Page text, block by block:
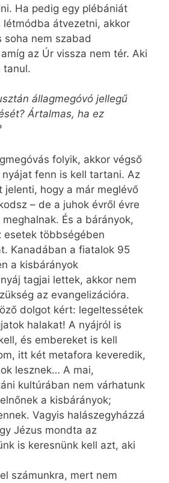
Ha pedig egy plébániát
létmódba átvezetni, akkor
soha nem szabad
az Úr vissza nem tér. Aki
tanul.
állagmegóvó jellegű
Ártalmas, ha ez
folyik, akkor végső
fenn is kell tartani. Az
jelenti, hogy a már meglévő
– de a juhok évről évre
És a bárányok,
esetek többségében
Kanadában a fiatalok 95
a kisbárányok
tagjai lettek, akkor nem
az evangelizációra.
dolgot kért: legeltessétek
halakat! A nyájról is
és embereket is kell
itt két metafora keveredik,
lesznek… A mai,
kultúrában nem várhatunk
a kisbárányok;
Vagyis halászegyházzá
Jézus mondta az
is keresnünk kell azt, aki
számunkra, mert nem